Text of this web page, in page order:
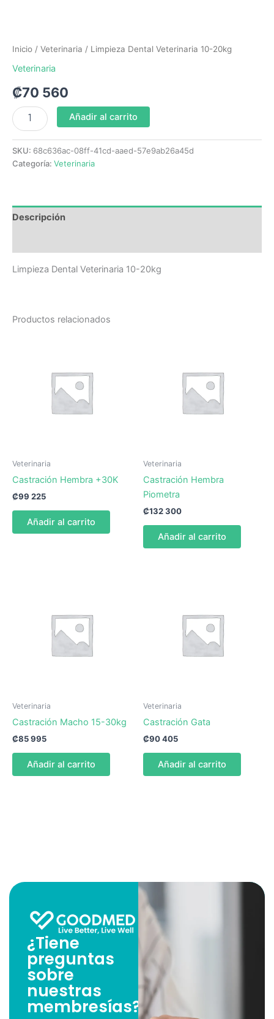
Inicio / Veterinaria / Limpieza Dental Veterinaria 10-20kg
Veterinaria
₡70 560
Añadir al carrito
SKU: 68c636ac-08ff-41cd-aaed-57e9ab26a45d
Categoría: Veterinaria
Descripción
Limpieza Dental Veterinaria 10-20kg
Productos relacionados
Veterinaria
Castración Hembra +30K
₡99 225
Añadir al carrito
Veterinaria
Castración Hembra
Piometra
₡132 300
Añadir al carrito
Veterinaria
Castración Macho 15-30kg
₡85 995
Añadir al carrito
Veterinaria
Castración Gata
₡90 405
Añadir al carrito
¿Tiene
preguntas
sobre
nuestras
membresías?